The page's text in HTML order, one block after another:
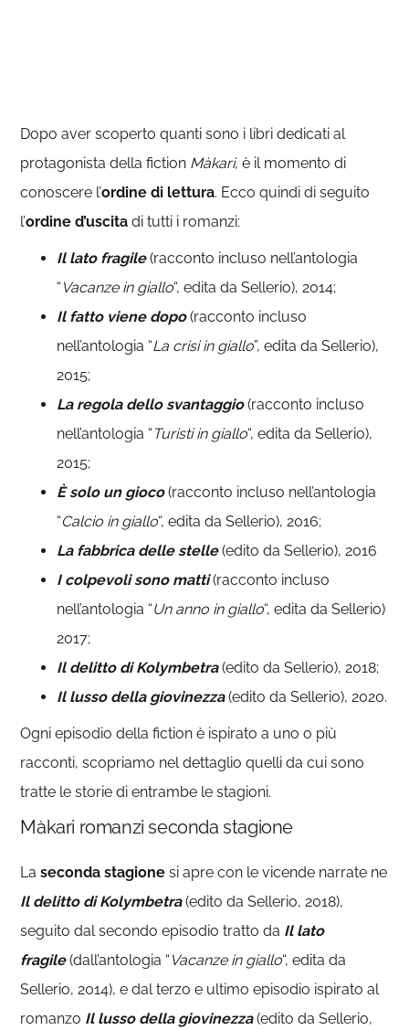
Dopo aver scoperto quanti sono i libri dedicati al
protagonista della fiction Màkari, è il momento di
conoscere l’ordine di lettura. Ecco quindi di seguito
l’ordine d’uscitadi tutti i romanzi:
Il lato fragile(racconto incluso nell’antologia
“ Vacanze in giallo“, edita da Sellerio), 2014;
Il fatto viene dopo(racconto incluso
nell’antologia “La crisi in giallo”, edita da Sellerio),
2015;
La regola dello svantaggio(racconto incluso
nell’antologia “ Turisti in giallo“, edita da Sellerio),
2015;
È solo un gioco(racconto incluso nell’antologia
“Calcio in giallo“, edita da Sellerio), 2016;
La fabbrica delle stelle (edito da Sellerio), 2016
I colpevoli sono matti(racconto incluso
nell’antologia “Un anno in giallo“, edita da Sellerio)
2017;
Il delitto di Kolymbetra(edito da Sellerio), 2018;
Il lusso della giovinezza (edito da Sellerio), 2020.
Ogni episodio della fiction è ispirato a uno o più
racconti, scopriamo nel dettaglio quelli da cui sono
tratte le storie di entrambe le stagioni.
Màkari romanzi seconda stagione
Laseconda stagione si apre con le vicende narrate ne
Il delitto di Kolymbetra(edito da Sellerio, 2018),
seguito dal secondo episodio tratto da Il lato
fragile (dall’antologia “ Vacanze in giallo“, edita da
Sellerio, 2014), e dal terzo e ultimo episodio ispirato al
romanzo Il lusso della giovinezza(edito da Sellerio,